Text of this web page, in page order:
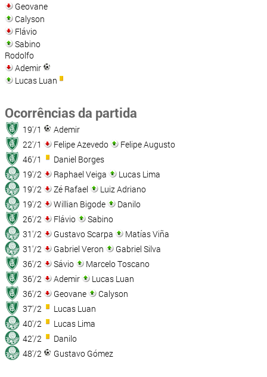
Geovane
Calyson
Flávio
Sabino
Rodolfo
Ademir
Lucas Luan
Ocorrências da partida
19'/1
Ademir
22'/1
Felipe Azevedo
Felipe Augusto
46'/1
Daniel Borges
19'/2
Raphael Veiga
Lucas Lima
19'/2
Zé Rafael
Luiz Adriano
19'/2
Willian Bigode
Danilo
26'/2
Flávio
Sabino
31'/2
Gustavo Scarpa
Matías Viña
31'/2
Gabriel Veron
Gabriel Silva
36'/2
Sávio
Marcelo Toscano
36'/2
Ademir
Lucas Luan
36'/2
Geovane
Calyson
37'/2
Lucas Luan
40'/2
Lucas Lima
42'/2
Danilo
48'/2
Gustavo Gómez